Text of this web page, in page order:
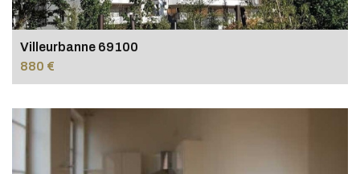
Villeurbanne 69100
880 €